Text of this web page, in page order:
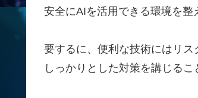
安全にAIを活用できる環境を整
要するに、便利な技術にはリス
しっかりとした対策を講じるこ